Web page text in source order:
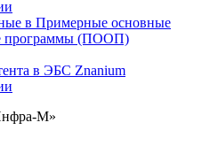
в Примерные основные
программы (ПООП)
в ЭБС Znanium
М»